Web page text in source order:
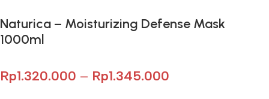
Naturica – Moisturizing Defense Mask
1000ml
Rp1.320.000 – Rp1.345.000